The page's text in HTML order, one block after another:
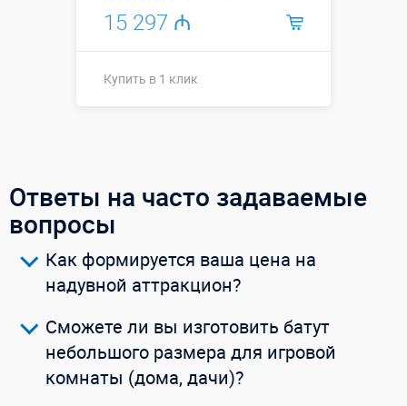
15 297 ₼
Купить в 1 клик
Ответы на часто задаваемые
вопросы
Как формируется ваша цена на
надувной аттракцион?
Сможете ли вы изготовить батут
небольшого размера для игровой
комнаты (дома, дачи)?